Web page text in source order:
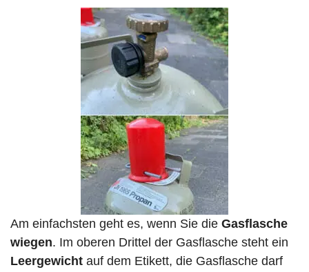
Am einfachsten geht es, wenn Sie die Gasflasche
wiegen. Im oberen Drittel der Gasflasche steht ein
Leergewicht auf dem Etikett, die Gasflasche darf